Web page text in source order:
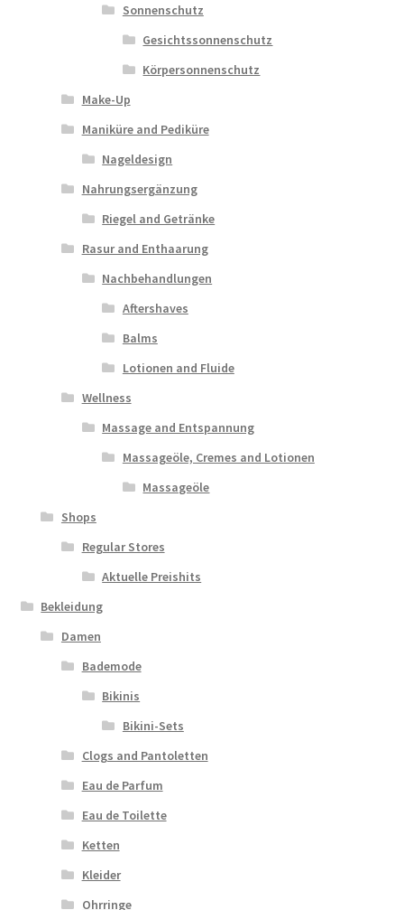
Sonnenschutz
Gesichtssonnenschutz
Körpersonnenschutz
Make-Up
Maniküre and Pediküre
Nageldesign
Nahrungsergänzung
Riegel and Getränke
Rasur and Enthaarung
Nachbehandlungen
Aftershaves
Balms
Lotionen and Fluide
Wellness
Massage and Entspannung
Massageöle, Cremes and Lotionen
Massageöle
Shops
Regular Stores
Aktuelle Preishits
Bekleidung
Damen
Bademode
Bikinis
Bikini-Sets
Clogs and Pantoletten
Eau de Parfum
Eau de Toilette
Ketten
Kleider
Ohrringe